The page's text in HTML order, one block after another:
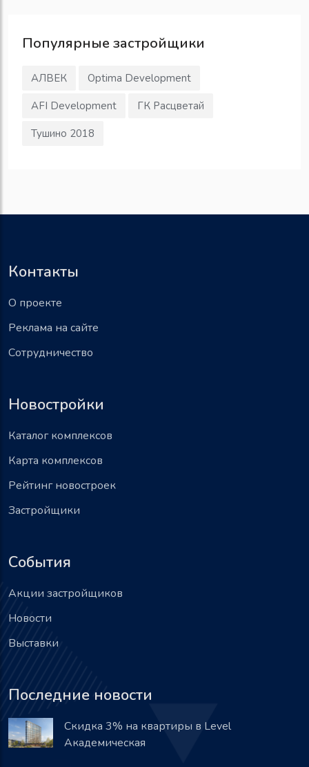
Популярные застройщики
АЛВЕК
Optima Development
AFI Development
ГК Расцветай
Тушино 2018
Контакты
О проекте
Реклама на сайте
Сотрудничество
Новостройки
Каталог комплексов
Карта комплексов
Рейтинг новостроек
Застройщики
События
Акции застройщиков
Новости
Выставки
Последние новости
Скидка 3% на квартиры в Level
Академическая